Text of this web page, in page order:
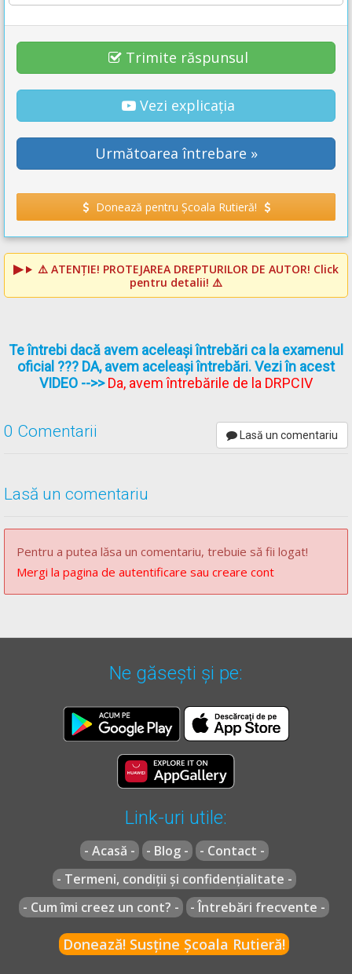
Trimite răspunsul
Vezi explicația
Următoarea întrebare »
Donează pentru Școala Rutieră!
⚠️ ATENȚIE! PROTEJAREA DREPTURILOR DE AUTOR! Click
pentru detalii! ⚠️
Te întrebi dacă avem aceleași întrebări ca la examenul
oficial ??? DA, avem aceleași întrebări. Vezi în acest
VIDEO -->>Da, avem întrebările de la DRPCIV
0 Comentarii Lasă un comentariu
Lasă un comentariu
Pentru a putea lăsa un comentariu, trebuie să fii logat!
Mergi la pagina de autentificare sau creare cont
Ne găsești și pe:
Link-uri utile:
- Acasă - - Blog -
- Contact -
- Termeni, condiții și confidențialitate -
- Cum îmi creez un cont? -
- Întrebări frecvente -
Donează! Susține Școala Rutieră!